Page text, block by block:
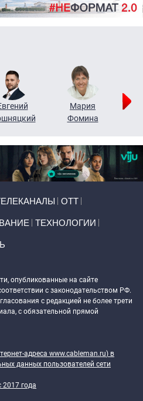
Мария
Фомина
ОТТ
ТЕХНОЛОГИИ
опубликованные на сайте
с законодательством РФ.
с редакцией не более трети
с обязательной прямой
адреса www.cableman.ru) в
данных пользователей сети
2017 года